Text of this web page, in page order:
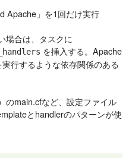
Apache」を1回だけ実行
場合は、タスクに
を挿入する。Apache
行するような依存関係のある
のmain.cfなど、設定ファイル
とhandlerのパターンが使